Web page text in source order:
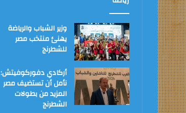
وزير الشباب والرياضة
يهنئ منتخب مصر
للشطرنج
أركادي دفوركوفيتش:
نأمل أن تستضيف مصر
المزيد من بطولات
الشطرنج